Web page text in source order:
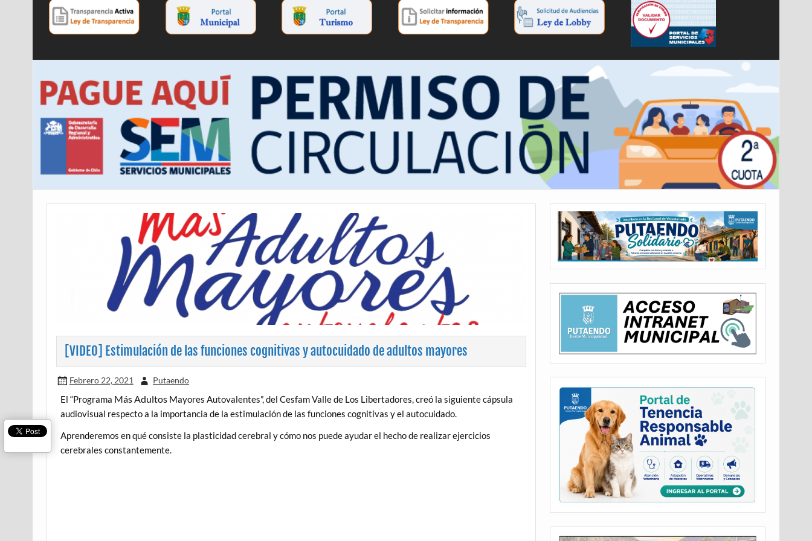
[VIDEO] Estimulación de las funciones cognitivas y autocuidado de adultos mayores
Febrero 22, 2021 Putaendo
El “Programa Más Adultos Mayores Autovalentes”, del Cesfam Valle de Los Libertadores, creó la siguiente cápsula
audiovisual respecto a la importancia de la estimulación de las funciones cognitivas y el autocuidado.
Aprenderemos en qué consiste la plasticidad cerebral y cómo nos puede ayudar el hecho de realizar ejercicios
cerebrales constantemente.